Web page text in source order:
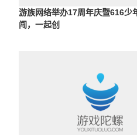
游族网络举办17周年庆暨616少
闯，一起创